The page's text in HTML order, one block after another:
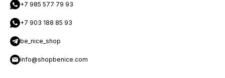
+7 985 577 79 93
+7 903 188 85 93
be_nice_shop
info@shopbenice.com